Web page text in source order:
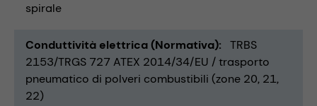
spirale
Conduttività elettrica (Normativa)
TRBS
2153/TRGS 727 ATEX 2014/34/EU / trasporto
pneumatico di polveri combustibili (zone 20, 21,
22)